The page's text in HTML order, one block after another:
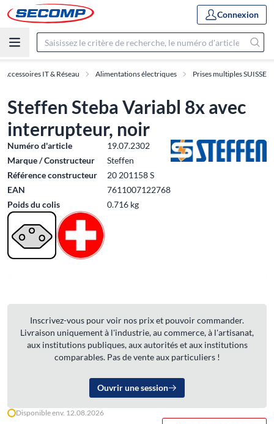
Connexion
Accessoires IT & Réseau Alimentations électriques Prises multiples SUISSE
Steffen Steba Variabl 8x avec
interrupteur, noir
Numéro d'article
19.07.2302
Marque / Constructeur
Steffen
Référence constructeur
20 201158 S
EAN
7611007122768
Poids du colis
0.716 kg
Inscrivez-vous pour voir nos prix et pouvoir commander.
Livraison uniquement à l'industrie, au commerce, à l'artisanat,
aux institutions publiques, aux autorités et aux institutions
comparables. Pas de vente aux particuliers !
Ouvrir une session
Disponible env. 12.08.2026